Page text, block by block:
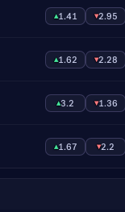
▴1.41 ▾2.95
▴1.62 ▾2.28
▴3.2 ▾1.36
▴1.67 ▾2.2